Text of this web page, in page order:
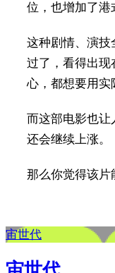
位，也增加了港
这种剧情、演技
过了，看得出现
心，都想要用实
而这部电影也让
还会继续上涨。
那么你觉得该片
宙世代